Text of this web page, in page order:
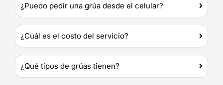
¿Puedo pedir una grúa desde el celular?
¿Cuál es el costo del servicio?
¿Qué tipos de grúas tienen?